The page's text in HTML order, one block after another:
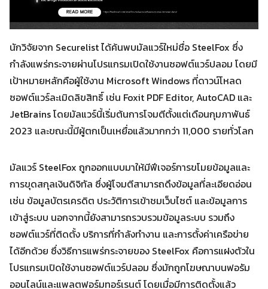
นักวิจัยจาก Securelist ได้ค้นพบมัลแวร์ใหม่ชื่อ SteelFox ซึ่ง
กำลังแพร่กระจายผ่านโปรแกรมเปิดใช้งานซอฟต์แวร์ปลอม โดยมี
เป้าหมายหลักคือผู้ใช้งาน Microsoft Windows ที่ดาวน์โหลด
ซอฟต์แวร์ละเมิดลิขสิทธิ์ เช่น Foxit PDF Editor, AutoCAD และ
JetBrains โดยมัลแวร์นี้เริ่มต้นการโจมตีตั้งแต่เดือนกุมภาพันธ์
2023 และขณะนี้มีผู้ตกเป็นเหยื่อแล้วมากกว่า 11,000 รายทั่วโลก
มัลแวร์ SteelFox ถูกออกแบบมาให้มีฟีเจอร์การขโมยข้อมูลและ
การขุดสกุลเงินดิจิทัล ซึ่งผู้โจมตีสามารถดึงข้อมูลที่ละเอียดอ่อน
เช่น ข้อมูลบัตรเครดิต ประวัติการเข้าชมเว็บไซต์ และข้อมูลการ
เข้าสู่ระบบ นอกจากนี้ยังสามารถรวบรวมข้อมูลระบบ รวมถึง
ซอฟต์แวร์ที่ติดตั้ง บริการที่กำลังทำงาน และการตั้งค่าเครือข่าย
ได้อีกด้วย ซึ่งวิธีการแพร่กระจายของ SteelFox คือการแฝงตัวใน
โปรแกรมเปิดใช้งานซอฟต์แวร์ปลอม ซึ่งมักถูกโฆษณาบนฟอรัม
ออนไลน์และแพลตฟอร์มทอร์เรนต์ โดยเมื่อมีการติดตั้งแล้ว